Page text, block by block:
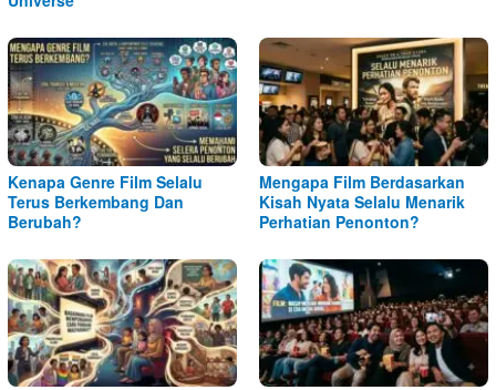
Kenapa Genre Film Selalu
Terus Berkembang Dan
Berubah?
Mengapa Film Berdasarkan
Kisah Nyata Selalu Menarik
Perhatian Penonton?